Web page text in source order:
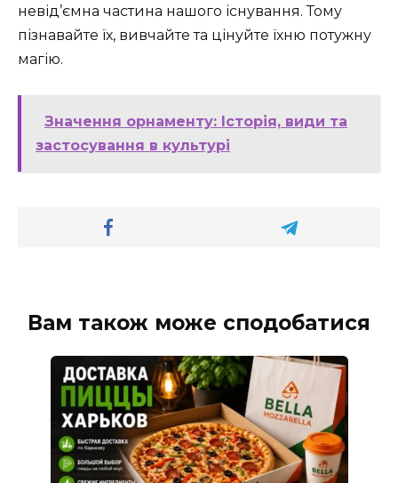
невід’ємна частина нашого існування. Тому
пізнавайте їх, вивчайте та цінуйте їхню потужну
магію.
Значення орнаменту: Історія, види та
застосування в культурі
Вам також може сподобатися